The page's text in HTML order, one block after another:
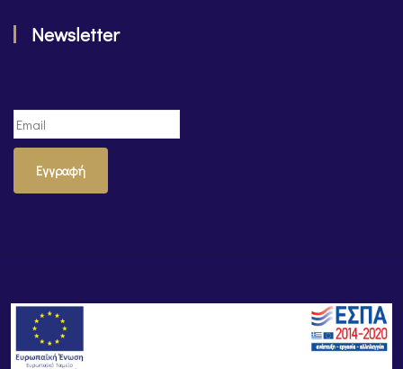
Newsletter
Εγγραφή